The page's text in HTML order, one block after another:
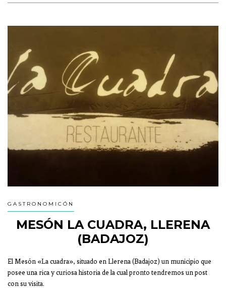
GASTRONOMICÓN
MESÓN LA CUADRA, LLERENA
(BADAJOZ)
El Mesón «La cuadra», situado en Llerena (Badajoz) un municipio que
posee una rica y curiosa historia de la cual pronto tendremos un post
con su visita.